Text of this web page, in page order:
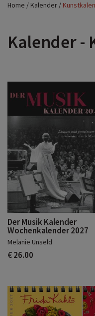
Home Kalender
Kalender -
Der Musik Kalender
Wochenkalender 2027
Melanie Unseld
€ 26.00